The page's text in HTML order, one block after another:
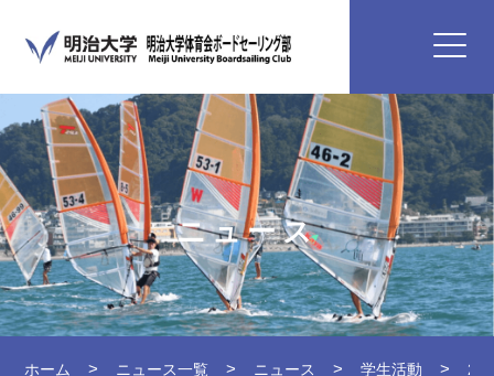
ニュース
ホーム ニュース一覧 ニュース 学生活動